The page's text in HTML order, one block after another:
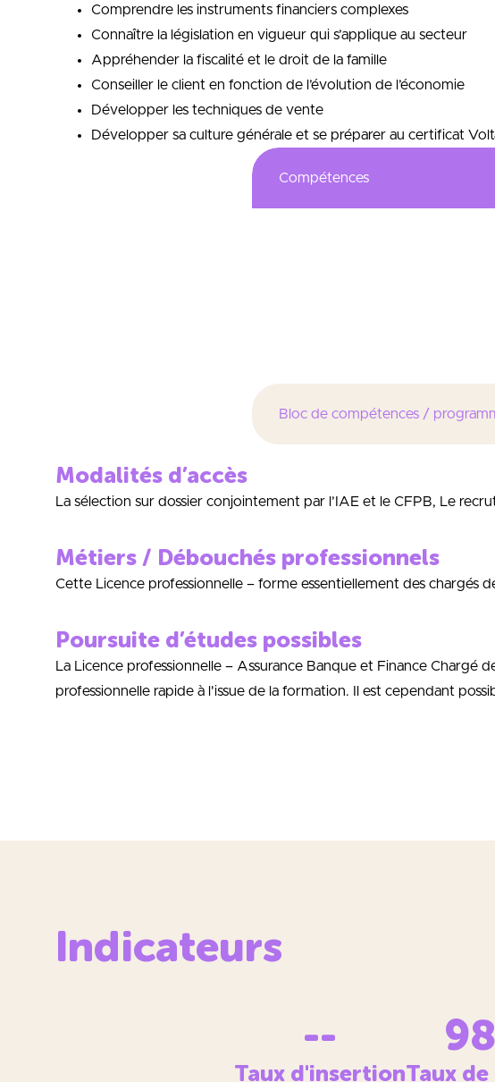
Comprendre les instruments financiers complexes
Connaître la législation en vigueur qui s’applique au secteur
Appréhender la fiscalité et le droit de la famille
Conseiller le client en fonction de l’évolution de l’économie
Développer les techniques de vente
Développer sa culture générale et se préparer au certificat
Compétences
Bloc de compétences /
Modalités d’accès
La sélection sur dossier conjointement par l’IAE et le CFPB, Le
Métiers / Débouchés professionnels
Cette Licence professionnelle – forme essentiellement des chargés
Poursuite d’études possibles
La Licence professionnelle – Assurance Banque et Finance Chargé
professionnelle rapide à l'issue de la formation. Il est cependant
Indicateurs
--
Taux d'insertion
98
Taux